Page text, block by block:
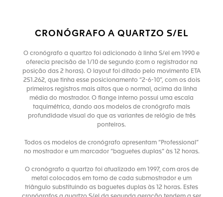
CRONÓGRAFO A QUARTZO S/EL
O cronógrafo a quartzo foi adicionado à linha S/el em 1990 e
oferecia precisão de 1/10 de segundo (com o registrador na
posição das 2 horas). O layout foi ditado pelo movimento ETA
251.262, que tinha esse posicionamento “2-6-10”, com os dois
primeiros registros mais altos que o normal, acima da linha
média do mostrador. O flange interno possui uma escala
taquimétrica, dando aos modelos de cronógrafo mais
profundidade visual do que as variantes de relógio de três
ponteiros.
Todos os modelos de cronógrafo apresentam “Professional”
no mostrador e um marcador “baguetes duplas” às 12 horas.
O cronógrafo a quartzo foi atualizado em 1997, com aros de
metal colocados em torno de cada submostrador e um
triângulo substituindo as baguetes duplas às 12 horas. Estes